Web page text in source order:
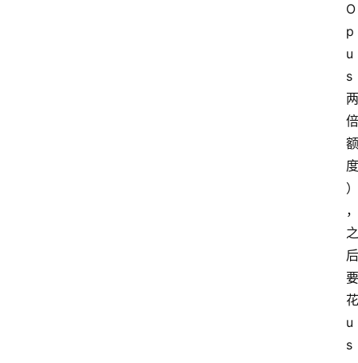
O
p
u
s
两
倍
额
度
）
，
之
后
要
花
u
s